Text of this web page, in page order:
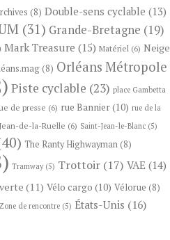
(8) Double-sens cyclable (13)
(31) Grande-Bretagne (19)
Mark Treasure (15) Matériel (6) Neige
(8) Orléans Métropole
Piste cyclable (23) place Gambetta
de presse (6) rue Bannier(10) rue de la
de-la-Ruelle (6) Saint-Jean-le-Blanc (5)
The Ranty Highwayman(8)
Tramway(5) Trottoir (17) VAE (14)
(11) Vélo cargo (10) Vélorue (8)
Zone de rencontre (5) États-Unis (16)